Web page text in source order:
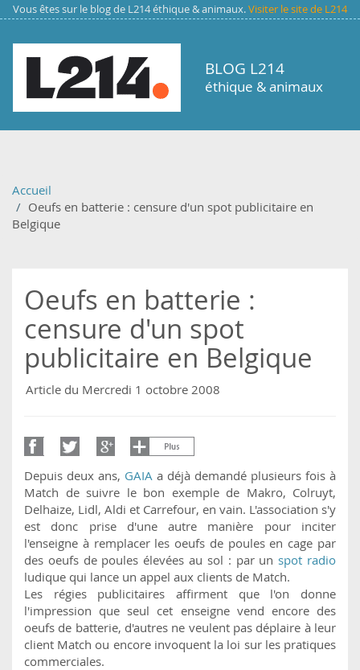
Aller au contenu principal
Vous êtes sur le blog de L214 éthique & animaux.Visiter le site de L214
BLOG L214
éthique & animaux
Accueil
Oeufs en batterie : censure d'un spot publicitaire en
Belgique
Oeufs en batterie :
censure d'un spot
publicitaire en Belgique
Article du Mercredi 1 octobre 2008
Depuis deux ans, GAIA a déjà demandé plusieurs fois à
Match de suivre le bon exemple de Makro, Colruyt,
Delhaize, Lidl, Aldi et Carrefour, en vain. L'association s'y
est donc prise d'une autre manière pour inciter
l'enseigne à remplacer les oeufs de poules en cage par
des oeufs de poules élevées au sol : par un spot radio
ludique qui lance un appel aux clients de Match.
Les régies publicitaires affirment que l'on donne
l'impression que seul cet enseigne vend encore des
oeufs de batterie, d'autres ne veulent pas déplaire à leur
client Match ou encore invoquent la loi sur les pratiques
commerciales.